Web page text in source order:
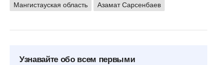
Мангистауская область Азамат Сарсенбаев
Узнавайте обо всем первыми